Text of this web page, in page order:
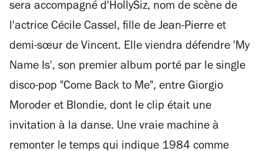
sera accompagné d'HollySiz, nom de scène de
l'actrice Cécile Cassel, fille de Jean-Pierre et
demi-sœur de Vincent. Elle viendra défendre 'My
Name Is', son premier album porté par le single
disco-pop "Come Back to Me", entre Giorgio
Moroder et Blondie, dont le clip était une
invitation à la danse. Une vraie machine à
remonter le temps qui indique 1984 comme